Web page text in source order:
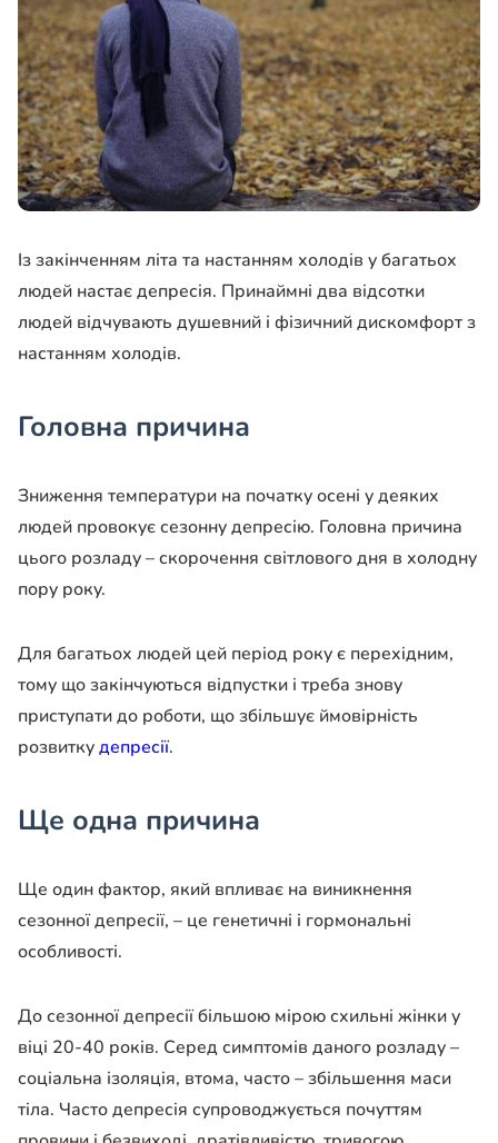
Із закінченням літа та настанням холодів у багатьох
людей настає депресія. Принаймні два відсотки
людей відчувають душевний і фізичний дискомфорт з
настанням холодів.
Головна причина
Зниження температури на початку осені у деяких
людей провокує сезонну депресію. Головна причина
цього розладу – скорочення світлового дня в холодну
пору року.
Для багатьох людей цей період року є перехідним,
тому що закінчуються відпустки і треба знову
приступати до роботи, що збільшує ймовірність
розвиткудепресії.
Ще одна причина
Ще один фактор, який впливає на виникнення
сезонної депресії, – це генетичні і гормональні
особливості.
До сезонної депресії більшою мірою схильні жінки у
віці 20-40 років. Серед симптомів даного розладу –
соціальна ізоляція, втома, часто – збільшення маси
тіла. Часто депресія супроводжується почуттям